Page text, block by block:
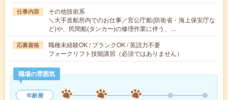
仕事内容
その他技術系
＼大手造船所内でのお仕事／官公庁船(防衛省・海上保安庁な
ど)や、民間船(タンカー)の修理作業に伴う、…
応募資格
職種未経験OK / ブランクOK / 英語力不要
フォークリフト技能講習（必須ではありません）
職場の雰囲気
年齢層